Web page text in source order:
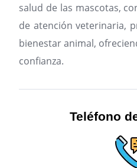
salud de las mascotas,
de atención veterinaria,
bienestar animal,
confianza.
Teléfono